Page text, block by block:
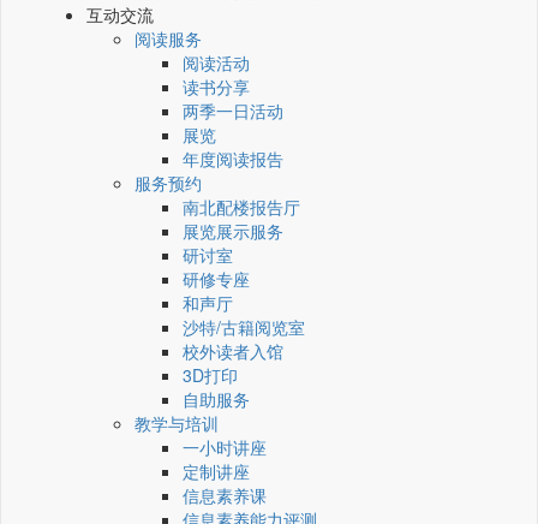
互动交流
阅读服务
阅读活动
读书分享
两季一日活动
展览
年度阅读报告
服务预约
南北配楼报告厅
展览展示服务
研讨室
研修专座
和声厅
沙特/古籍阅览室
校外读者入馆
3D打印
自助服务
教学与培训
一小时讲座
定制讲座
信息素养课